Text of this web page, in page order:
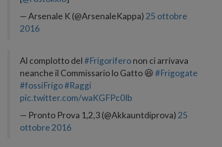
— Arsenale K (@ArsenaleKappa)25 ottobre
2016
Al complotto del#Frigoriferonon ci arrivava
neanche il Commissario lo Gatto 😆#Frigogate
#fossiFrigo#Raggi
pic.twitter.com/waKGFPc0Ib
— Pronto Prova 1,2,3 (@Akkauntdiprova)25
ottobre 2016